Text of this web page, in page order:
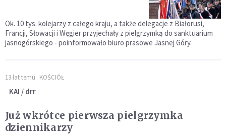
Ok. 10 tys. kolejarzy z całego kraju, a także delegacje z Białorusi,
Francji, Słowacji i Węgier przyjechały z pielgrzymką do sanktuarium
jasnogórskiego - poinformowało biuro prasowe Jasnej Góry.
13 lat temu KOŚCIÓŁ
KAI / drr
Już wkrótce pierwsza pielgrzymka
dziennikarzy